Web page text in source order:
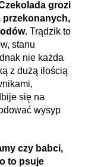
grozi
przekonanych,
. Trądzik to
stanu
nie każda
z dużą ilością
się na
wysyp
czy babci,
to psuje